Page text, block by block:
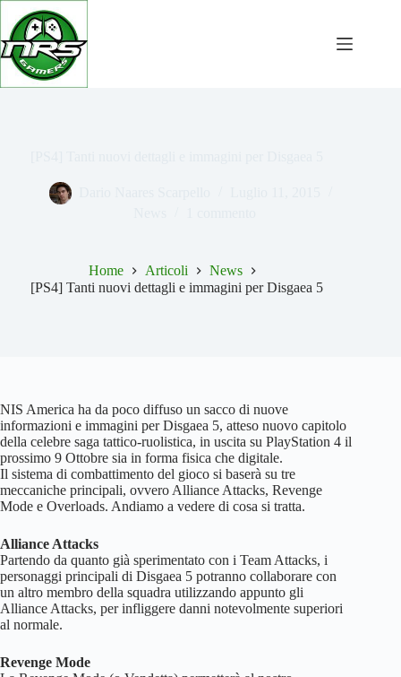
Salta
contenuto
Home Articoli
News
[PS4] Tanti nuovi dettagli e immagini per Disgaea 5
NIS America ha da poco diffuso un sacco di nuove
informazioni e immagini per Disgaea 5, atteso nuovo capitolo
della celebre saga tattico-ruolistica, in uscita su PlayStation 4 il
prossimo 9 Ottobre sia in forma fisica che digitale.
Il sistema di combattimento del gioco si baserà su tre
meccaniche principali, ovvero Alliance Attacks, Revenge
Mode e Overloads. Andiamo a vedere di cosa si tratta.
Alliance Attacks
Partendo da quanto già sperimentato con i Team Attacks, i
personaggi principali di Disgaea 5 potranno collaborare con
un altro membro della squadra utilizzando appunto gli
Alliance Attacks, per infliggere danni notevolmente superiori
al normale.
Revenge Mode